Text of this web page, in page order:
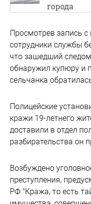
города
Просмотрев запись
сотрудники службы
что зашедший
обнаружил купюру и
сельчанка
Полицейские
кражи 19-летнего
доставили в отдел
разбирательства он
Возбуждено
преступления,
РФ "Кража, то есть